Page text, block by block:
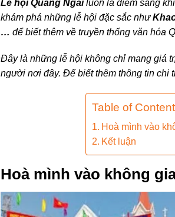
Lễ hội Quảng Ngãiluôn là điểm sáng
khám phá những lễ hội đặc sắc như
… để biết thêm về truyền thống văn hóa
Đây là những lễ hội không chỉ mang giá
người nơi đây. Để biết thêm thông tin chi
Table of
Hoà mình vào
Kết luận
Hoà mình vào không